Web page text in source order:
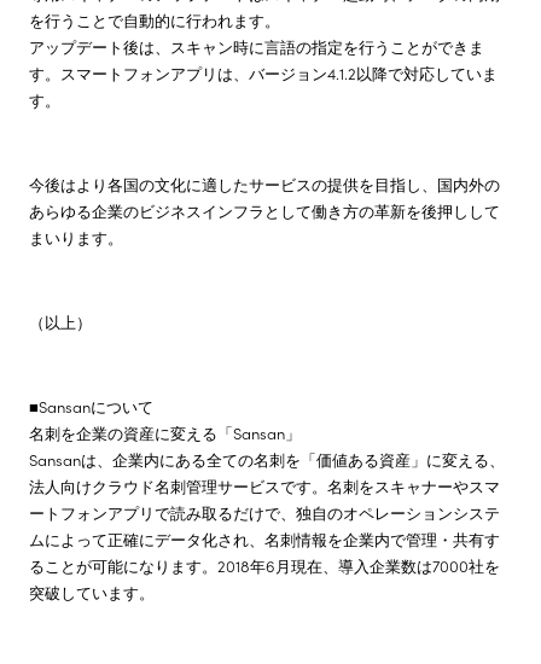
を行うことで自動的に行われます。
アップデート後は、スキャン時に言語の指定を行うことができま
す。スマートフォンアプリは、バージョン4.1.2以降で対応していま
す。
今後はより各国の文化に適したサービスの提供を目指し、国内外の
あらゆる企業のビジネスインフラとして働き方の革新を後押しして
まいります。
（以上）
■Sansanについて
名刺を企業の資産に変える「Sansan」
Sansanは、企業内にある全ての名刺を「価値ある資産」に変える、
法人向けクラウド名刺管理サービスです。名刺をスキャナーやスマ
ートフォンアプリで読み取るだけで、独自のオペレーションシステ
ムによって正確にデータ化され、名刺情報を企業内で管理・共有す
ることが可能になります。2018年6月現在、導入企業数は7000社を
突破しています。